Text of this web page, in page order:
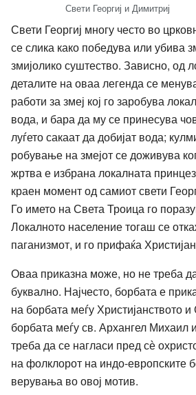
Свети Георгиј и Димитриј
Свети Георгиј многу често во
се слика како победува или убива
змијолико суштество. Зависно, од
деталите на оваа легенда се
работи за змеј кој го заробува
вода, и бара да му се принесува
луѓето сакаат да добијат вода;
робување на змејот се доживува
жртва е избрана локалната
краен момент од самиот свети
Го името на Света Троица го
Локалното население тогаш се
паганизмот, и го прифаќа
Оваа приказна може, но не треба
буквално. Најчесто, борбата е
на борбата меѓу Христијанството
борбата меѓу св. Архангел
треба да се нагласи пред сѐ
на фолклорот на индо-европските
верувања во овој мотив.